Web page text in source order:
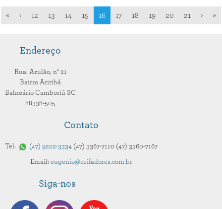
« ‹ 12 13 14 15 16 17 18 19 20 21 › »
Endereço
Rua: Azulão, n° 21
Bairro Ariribá
Balneário Camboriú SC
88338-505
Contato
Tel: 47 9222-3334 47 3367-7110 47 3360-7167
Email: eugenio@ceifadores.com.br
Siga-nos